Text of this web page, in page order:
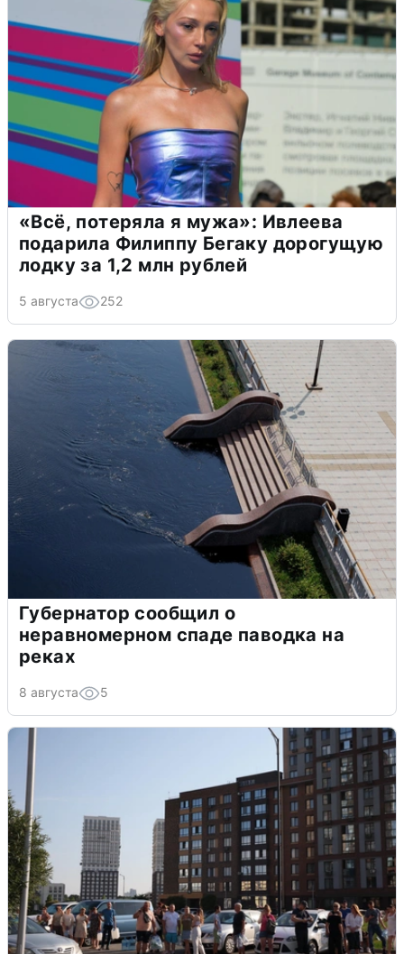
«Всё, потеряла я мужа»: Ивлеева
подарила Филиппу Бегаку дорогущую
лодку за 1,2 млн рублей
5 августа 252
Губернатор сообщил о
неравномерном спаде паводка на
реках
8 августа 5